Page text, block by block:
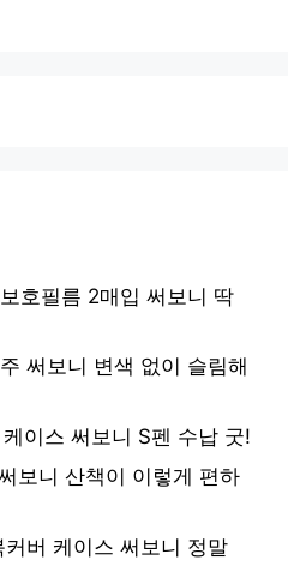
호필름 2매입 써보니 딱
써보니 변색 없이 슬림해
이스 써보니 S펜 수납 굿!
보니 산책이 이렇게 편하
버 케이스 써보니 정말